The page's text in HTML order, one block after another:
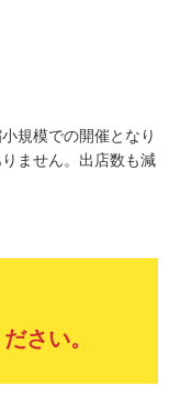
規模での開催となり
ません。出店数も減
さい。